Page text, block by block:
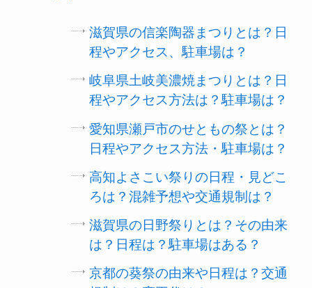
滋賀県の信楽陶器まつりとは？日
程やアクセス、駐車場は？
岐阜県土岐美濃焼まつりとは？日
程やアクセス方法は？駐車場は？
愛知県瀬戸市のせともの祭とは？
日程やアクセス方法・駐車場は？
高知よさこい祭りの日程・見どこ
ろは？混雑予想や交通規制は？
滋賀県の日野祭りとは？その由来
は？日程は？駐車場はある？
京都の葵祭の由来や日程は？交通